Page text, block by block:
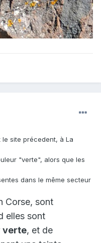
site précedent, à La
"verte", alors que les
dans le même secteur
Corse, sont
elles sont
verte, et de